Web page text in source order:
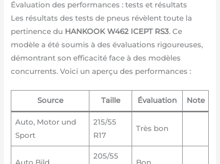
Évaluation des performances : tests et résultats
Les résultats des tests de pneus révèlent toute la
pertinence du HANKOOK W462 ICEPT RS3. Ce
modèle a été soumis à des évaluations rigoureuses,
démontrant son efficacité face à des modèles
concurrents. Voici un aperçu des performances :
Source Taille Évaluation Note
Auto, Motor und
Sport
215/55
R17
Très bon
205/55